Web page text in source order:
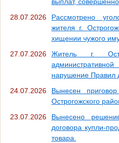
28.07.2026
Рассмотрено
жителя г.
хищении чужого
27.07.2026
Житель г.
нарушение Правил
24.07.2026
Вынесен
Острогожского
23.07.2026
Вынесено
договора купли-
товара.